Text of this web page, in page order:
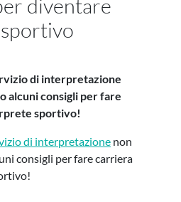
diventare
di interpretazione
alcuni consigli per fare
sportivo!
di interpretazione non
consigli per fare carriera